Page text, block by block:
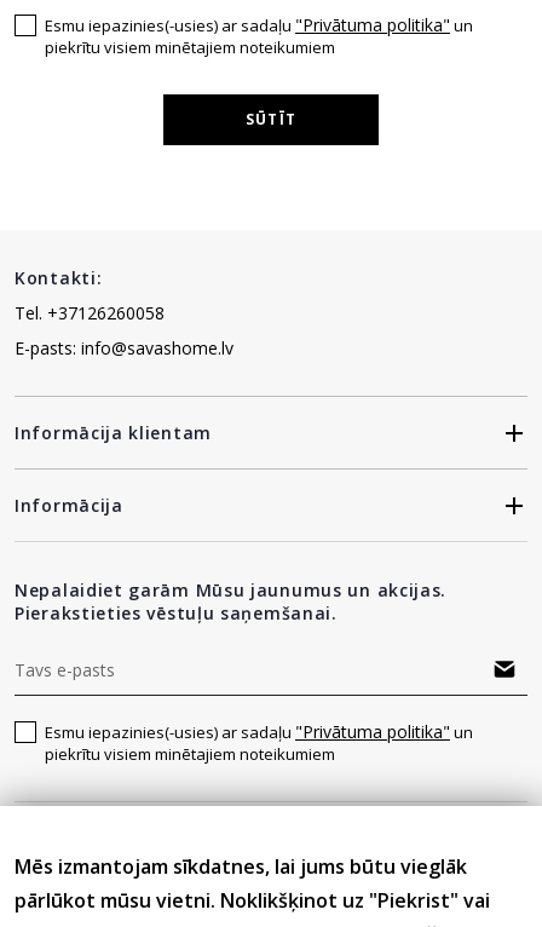
Esmu iepazinies(-usies) ar sadaļu "Privātuma politika" un
piekrītu visiem minētajiem noteikumiem
SŪTĪT
Kontakti:
Tel. +37126260058
E-pasts: info@savashome.lv
Informācija klientam
Informācija
Nepalaidiet garām Mūsu jaunumus un akcijas.
Pierakstieties vēstuļu saņemšanai.
Esmu iepazinies(-usies) ar sadaļu "Privātuma politika" un
piekrītu visiem minētajiem noteikumiem
Mēs izmantojam sīkdatnes, lai jums būtu vieglāk
pārlūkot mūsu vietni. Noklikšķinot uz "Piekrist" vai